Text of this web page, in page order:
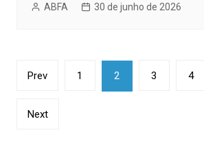
ABFA 30 de junho de 2026
Paginação
posts
Prev 1 2 3 4
Next